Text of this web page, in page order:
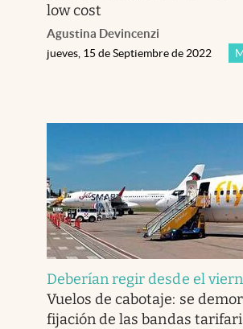
low cost
Agustina Devincenzi
jueves, 15 de Septiembre de 2022
Deberían regir desde el
Vuelos de cabotaje: se
fijación de las bandas